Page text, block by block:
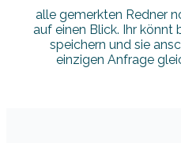
alle gemerkten Redner
auf einen Blick. Ihr könnt
speichern und sie
einzigen Anfrage